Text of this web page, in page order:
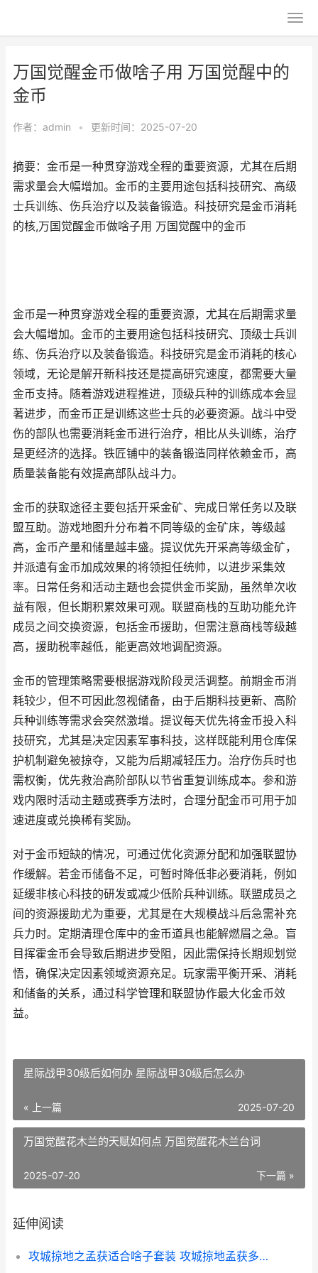
万国觉醒金币做啥子用 万国觉醒中的
金币
作者： admin • 更新时间：2025-07-20
摘要：金币是一种贯穿游戏全程的重要资源，尤其在后期
需求量会大幅增加。金币的主要用途包括科技研究、高级
士兵训练、伤兵治疗以及装备锻造。科技研究是金币消耗
的核,万国觉醒金币做啥子用 万国觉醒中的金币
金币是一种贯穿游戏全程的重要资源，尤其在后期需求量
会大幅增加。金币的主要用途包括科技研究、顶级士兵训
练、伤兵治疗以及装备锻造。科技研究是金币消耗的核心
领域，无论是解开新科技还是提高研究速度，都需要大量
金币支持。随着游戏进程推进，顶级兵种的训练成本会显
著进步，而金币正是训练这些士兵的必要资源。战斗中受
伤的部队也需要消耗金币进行治疗，相比从头训练，治疗
是更经济的选择。铁匠铺中的装备锻造同样依赖金币，高
质量装备能有效提高部队战斗力。
金币的获取途径主要包括开采金矿、完成日常任务以及联
盟互助。游戏地图升分布着不同等级的金矿床，等级越
高，金币产量和储量越丰盛。提议优先开采高等级金矿，
并派遣有金币加成效果的将领担任统帅，以进步采集效
率。日常任务和活动主题也会提供金币奖励，虽然单次收
益有限，但长期积累效果可观。联盟商栈的互助功能允许
成员之间交换资源，包括金币援助，但需注意商栈等级越
高，援助税率越低，能更高效地调配资源。
金币的管理策略需要根据游戏阶段灵活调整。前期金币消
耗较少，但不可因此忽视储备，由于后期科技更新、高阶
兵种训练等需求会突然激增。提议每天优先将金币投入科
技研究，尤其是决定因素军事科技，这样既能利用仓库保
护机制避免被掠夺，又能为后期减轻压力。治疗伤兵时也
需权衡，优先救治高阶部队以节省重复训练成本。参和游
戏内限时活动主题或赛季方法时，合理分配金币可用于加
速进度或兑换稀有奖励。
对于金币短缺的情况，可通过优化资源分配和加强联盟协
作缓解。若金币储备不足，可暂时降低非必要消耗，例如
延缓非核心科技的研发或减少低阶兵种训练。联盟成员之
间的资源援助尤为重要，尤其是在大规模战斗后急需补充
兵力时。定期清理仓库中的金币道具也能解燃眉之急。盲
目挥霍金币会导致后期进步受阻，因此需保持长期规划觉
悟，确保决定因素领域资源充足。玩家需平衡开采、消耗
和储备的关系，通过科学管理和联盟协作最大化金币效
益。
星际战甲30级后如何办 星际战甲30级后怎么办
« 上一篇 2025-07-20
万国觉醒花木兰的天赋如何点 万国觉醒花木兰台词
下一篇 »
2025-07-20
延伸阅读
攻城掠地之孟获适合啥子套装 攻城掠地孟获多少级招募